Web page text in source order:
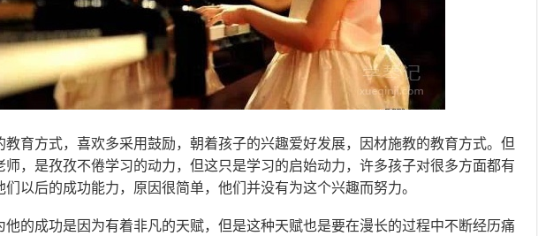
育方式，喜欢多采用鼓励，朝着孩子的兴趣爱好发展，因材施教的教育方式。但
，是孜孜不倦学习的动力，但这只是学习的启始动力，许多孩子对很多方面都有
以后的成功能力，原因很简单，他们并没有为这个兴趣而努力。
他的成功是因为有着非凡的天赋，但是这种天赋也是要在漫长的过程中不断经历痛